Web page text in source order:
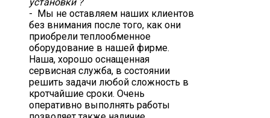
- Мы не оставляем наших клиентов
без внимания после того, как они
приобрели теплообменное
оборудование в нашей фирме.
Наша, хорошо оснащенная
сервисная служба, в состоянии
решить задачи любой сложность в
кротчайшие сроки. Очень
оперативно выполнять работы